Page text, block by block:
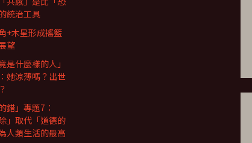
統治工具
+木星形成搖籃
望
是什麼樣的人」
她涼薄嗎？出世
錯」專題7：
」取代「道德的
人類生活的最高